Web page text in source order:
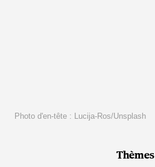
Photo d'en-tête : Lucija-Ros/Unsplash
Thèmes